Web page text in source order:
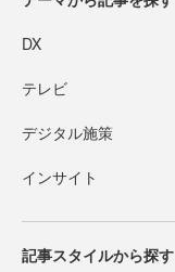
DX
テレビ
デジタル施策
インサイト
記事スタイルから探す